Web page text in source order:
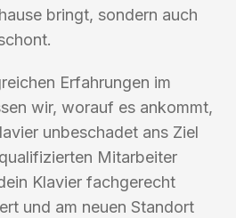
bringt, sondern auch
Erfahrungen im
wir, worauf es ankommt,
unbeschadet ans Ziel
Mitarbeiter
Klavier fachgerecht
und am neuen Standort